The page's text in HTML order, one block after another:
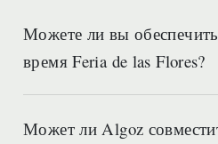
Можете ли вы
время Feria de las Flores?
Может ли Algoz